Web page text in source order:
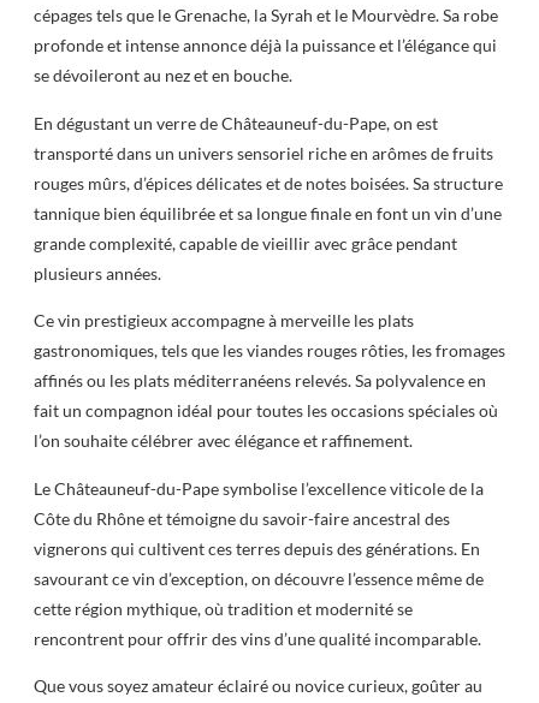
cépages tels que le Grenache, la Syrah et le Mourvèdre. Sa robe
profonde et intense annonce déjà la puissance et l’élégance qui
se dévoileront au nez et en bouche.
En dégustant un verre de Châteauneuf-du-Pape, on est
transporté dans un univers sensoriel riche en arômes de fruits
rouges mûrs, d’épices délicates et de notes boisées. Sa structure
tannique bien équilibrée et sa longue finale en font un vin d’une
grande complexité, capable de vieillir avec grâce pendant
plusieurs années.
Ce vin prestigieux accompagne à merveille les plats
gastronomiques, tels que les viandes rouges rôties, les fromages
affinés ou les plats méditerranéens relevés. Sa polyvalence en
fait un compagnon idéal pour toutes les occasions spéciales où
l’on souhaite célébrer avec élégance et raffinement.
Le Châteauneuf-du-Pape symbolise l’excellence viticole de la
Côte du Rhône et témoigne du savoir-faire ancestral des
vignerons qui cultivent ces terres depuis des générations. En
savourant ce vin d’exception, on découvre l’essence même de
cette région mythique, où tradition et modernité se
rencontrent pour offrir des vins d’une qualité incomparable.
Que vous soyez amateur éclairé ou novice curieux, goûter au